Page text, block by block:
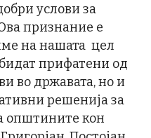
услови за
признание е
на нашата цел
прифатени од
во државата, но и
решенија за
општините кон